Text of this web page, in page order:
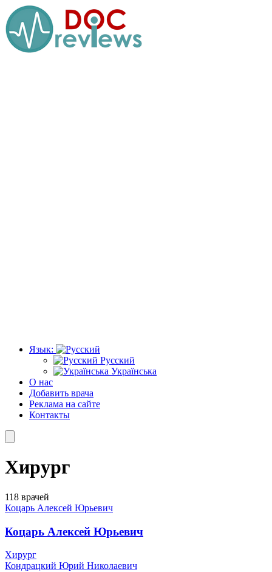
Перейти
к
содержимому
Язык:
Русский
Українська
О нас
Добавить врача
Реклама на сайте
Контакты
Хирург
118 врачей
Коцарь Алексей Юрьевич
Коцарь Алексей Юрьевич
Хирург
Кондрацкий Юрий Николаевич